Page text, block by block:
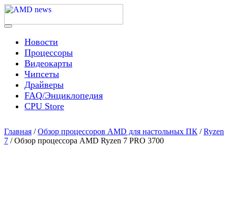
Skip
content
AMD news
Menu
Новости
Процессоры
Видеокарты
Чипсеты
Драйверы
FAQ/Энциклопедия
CPU Store
Главная /Обзор процессоров AMD для настольных ПК /Ryzen
7 / Обзор процессора AMD Ryzen 7 PRO 3700